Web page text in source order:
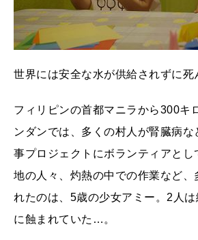
世界には安全な水が供給されずに
フィリピンの首都マニラから300キ
ンダンでは、多くの村人が腎臓病
事プロジェクトにボランティアと
地の人々、灼熱の中での作業など
れたのは、5歳の少女アミー。2人
に蝕まれていた…。